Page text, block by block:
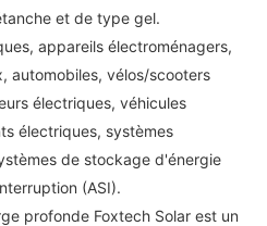
et de type gel.
appareils électroménagers,
automobiles, vélos/scooters
électriques, véhicules
électriques, systèmes
de stockage d'énergie
(ASI).
profonde Foxtech Solar est un